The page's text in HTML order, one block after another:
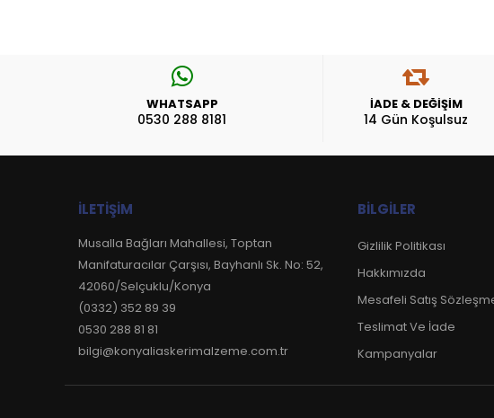
WHATSAPP
0530 288 8181
İADE & DEĞİŞİM
14 Gün Koşulsuz
İLETIŞIM
Musalla Bağları Mahallesi, Toptan
Manifaturacılar Çarşısı, Bayhanlı Sk. No: 52,
42060/Selçuklu/Konya
(0332) 352 89 39
0530 288 81 81
bilgi@konyaliaskerimalzeme.com.tr
BILGILER
Gizlilik Politikası
Hakkımızda
Mesafeli Satış
Teslimat Ve İade
Kampanyalar